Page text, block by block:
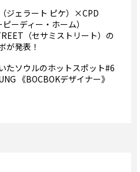
ジェラート ピケ）×CPD
ーディー・ホーム）
（セサミストリート）の
が発表！
たソウルのホットスポット#6
《BOCBOKデザイナー》